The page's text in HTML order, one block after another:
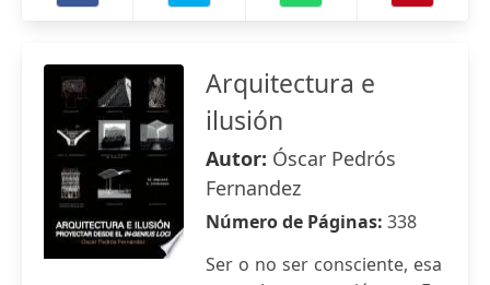
Arquitectura e
ilusión
Autor: Óscar Pedrós
Fernandez
Número de Páginas: 338
Ser o no ser consciente, esa